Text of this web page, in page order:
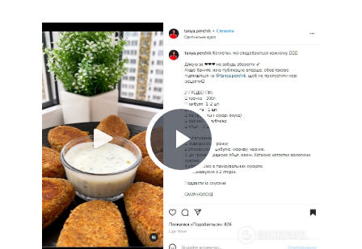
Play
Video